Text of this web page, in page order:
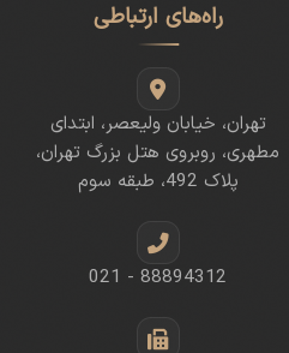
راه‌های ارتباطی
تهران، خیابان ولیعصر، ابتدای
مطهری، روبروی هتل بزرگ تهران،
پلاک 492، طبقه سوم
021 - 88894312